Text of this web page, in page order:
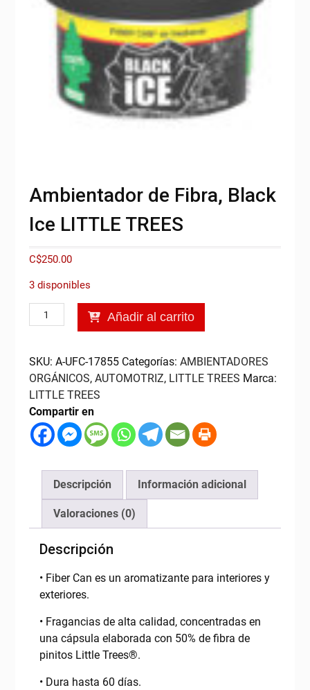
Ambientador de Fibra, Black
Ice LITTLE TREES
C$250.00
3 disponibles
Ambientador
de
Black
Ice
LITTLE
TREES
cantidad
Añadir al carrito
SKU: A-UFC-17855 Categorías: AMBIENTADORES
ORGÁNICOS, AUTOMOTRIZ, LITTLE TREES Marca:
LITTLE TREES
Compartir en
Descripción Información adicional
Valoraciones (0)
Descripción
• Fiber Can es un aromatizante para interiores y
exteriores.
• Fragancias de alta calidad, concentradas en
una cápsula elaborada con 50% de fibra de
pinitos Little Trees®.
• Dura hasta 60 días.